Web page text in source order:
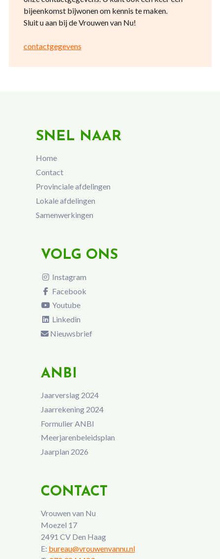
bijeenkomst bijwonen om kennis te maken.
Sluit u aan bij de Vrouwen van Nu!
contactgegevens
SNEL NAAR
Home
Contact
Provinciale afdelingen
Lokale afdelingen
Samenwerkingen
VOLG ONS
Instagram
Facebook
Youtube
Linkedin
Nieuwsbrief
ANBI
Jaarverslag 2024
Jaarrekening 2024
Formulier ANBI
Meerjarenbeleidsplan
Jaarplan 2026
CONTACT
Vrouwen van Nu
Moezel 17
2491 CV Den Haag
E: bureau@vrouwenvannu.nl